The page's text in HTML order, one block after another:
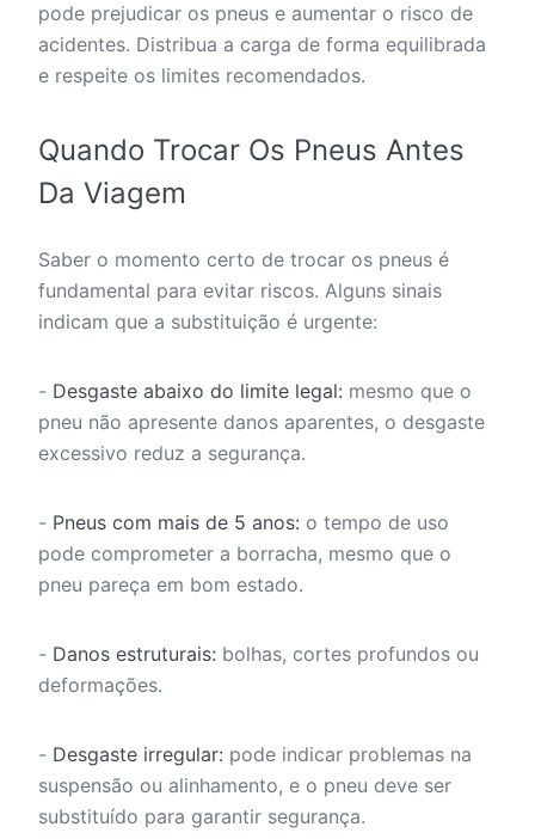
pode prejudicar os pneus e aumentar o risco de
acidentes. Distribua a carga de forma equilibrada
e respeite os limites recomendados.
Quando Trocar Os Pneus Antes
Da Viagem
Saber o momento certo de trocar os pneus é
fundamental para evitar riscos. Alguns sinais
indicam que a substituição é urgente:
- Desgaste abaixo do limite legal: mesmo que o
pneu não apresente danos aparentes, o desgaste
excessivo reduz a segurança.
- Pneus com mais de 5 anos: o tempo de uso
pode comprometer a borracha, mesmo que o
pneu pareça em bom estado.
- Danos estruturais: bolhas, cortes profundos ou
deformações.
- Desgaste irregular: pode indicar problemas na
suspensão ou alinhamento, e o pneu deve ser
substituído para garantir segurança.